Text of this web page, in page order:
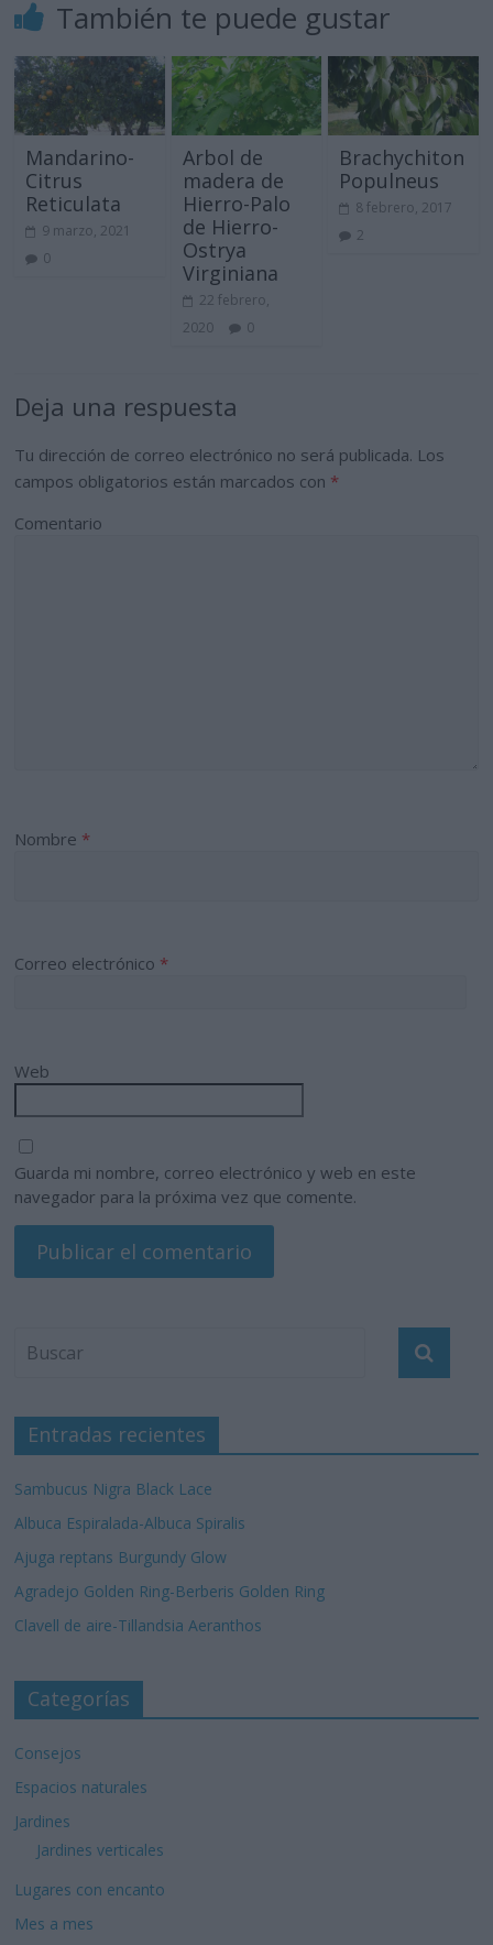
También te puede gustar
Mandarino-
Citrus
Reticulata
9 marzo, 2021
0
Arbol de
madera de
Hierro-Palo
de Hierro-
Ostrya
Virginiana
22 febrero,
2020
0
Brachychiton
Populneus
8 febrero, 2017
2
Deja una respuesta
Tu dirección de correo electrónico no será publicada. Los
campos obligatorios están marcados con *
Comentario
Nombre *
Correo electrónico *
Web
Guarda mi nombre, correo electrónico y web en este
navegador para la próxima vez que comente.
Entradas recientes
Sambucus Nigra Black Lace
Albuca Espiralada-Albuca Spiralis
Ajuga reptans Burgundy Glow
Agradejo Golden Ring-Berberis Golden Ring
Clavell de aire-Tillandsia Aeranthos
Categorías
Consejos
Espacios naturales
Jardines
Jardines verticales
Lugares con encanto
Mes a mes